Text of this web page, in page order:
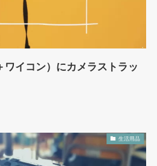
イコン）にカメラストラッ
生活用品